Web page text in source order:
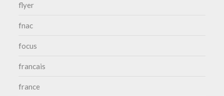
flyer
fnac
focus
francais
france